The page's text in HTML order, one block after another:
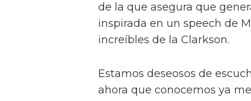
de la que asegura que
inspirada en un speech de
increíbles de la Clarkson.
Estamos deseosos de
ahora que conocemos ya